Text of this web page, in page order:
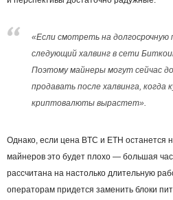
«Если смотреть на долгосрочную
следующий халвинг в сети
Поэтому майнеры могут сейчас
продавать после халвинга, когда
криптовалюты вырастет».
Однако, если цена BTC и ETH останется
майнеров это будет плохо ― большая
рассчитана на настолько длительную
операторам придется заменить блоки